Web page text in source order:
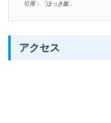
引用：「ほっき飯」
アクセス